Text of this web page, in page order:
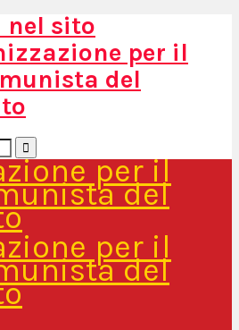
nel sito
per il
del